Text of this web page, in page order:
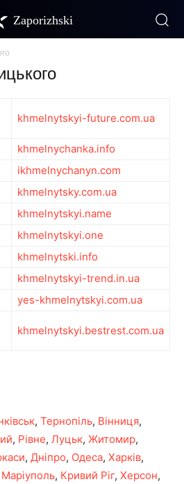
Zaporizhski
khmelnytskyi-future.com.ua
khmelnychanka.info
ikhmelnychanyn.com
khmelnytsky.com.ua
khmelnytskyi.name
khmelnytskyi.one
khmelnytski.info
khmelnytskyi-trend.in.ua
yes-khmelnytskyi.com.ua
khmelnytskyi.bestrest.com.ua
, Тернопіль, Вінниця,
, Рівне, Луцьк, Житомир,
, Дніпро, Одеса, Харків,
Маріуполь, Кривий Ріг, Херсон,